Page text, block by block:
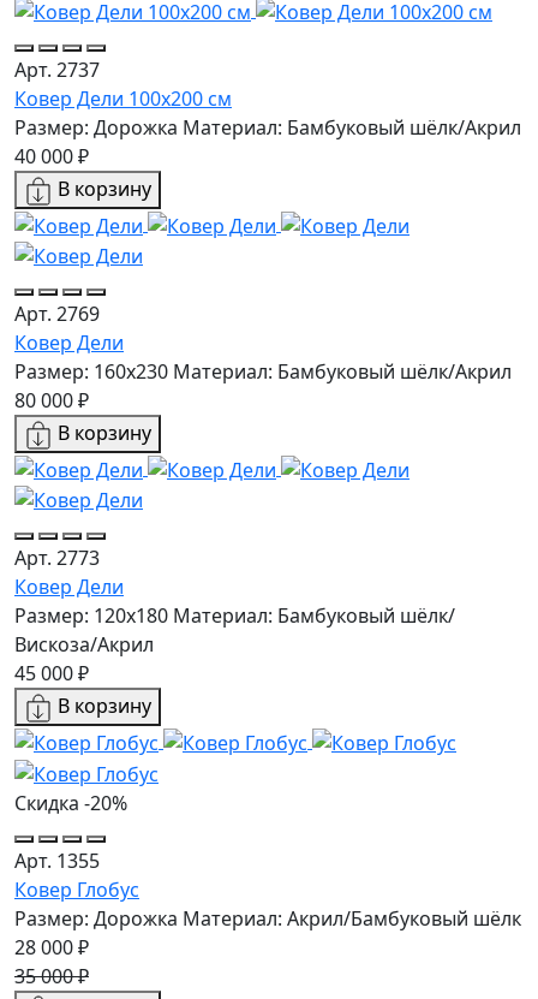
Арт. 2737
Ковер Дели 100х200 см
Размер: Дорожка Материал: Бамбуковый шёлк/Акрил
40 000 ₽
В корзину
Арт. 2769
Ковер Дели
Размер: 160х230 Материал: Бамбуковый шёлк/Акрил
80 000 ₽
В корзину
Арт. 2773
Ковер Дели
Размер: 120x180 Материал: Бамбуковый шёлк/
Вискоза/Акрил
45 000 ₽
В корзину
Скидка -20%
Арт. 1355
Ковер Глобус
Размер: Дорожка Материал: Акрил/Бамбуковый шёлк
28 000 ₽
35 000 ₽